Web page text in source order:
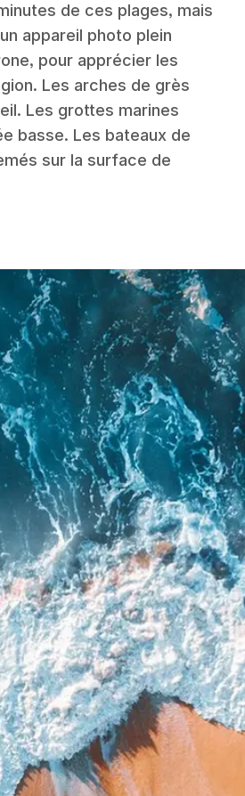
de ces plages, mais
appareil photo plein
pour apprécier les
Les arches de grès
Les grottes marines
basse. Les bateaux de
sur la surface de